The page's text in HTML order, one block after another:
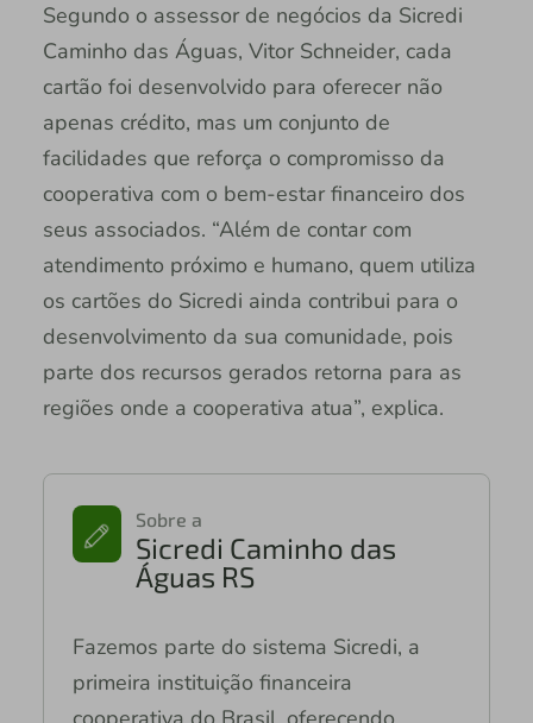
Segundo o assessor de negócios da Sicredi
Caminho das Águas, Vitor Schneider, cada
cartão foi desenvolvido para oferecer não
apenas crédito, mas um conjunto de
facilidades que reforça o compromisso da
cooperativa com o bem-estar financeiro dos
seus associados. “Além de contar com
atendimento próximo e humano, quem utiliza
os cartões do Sicredi ainda contribui para o
desenvolvimento da sua comunidade, pois
parte dos recursos gerados retorna para as
regiões onde a cooperativa atua”, explica.
Sobre a
Sicredi Caminho das
Águas RS
Fazemos parte do sistema Sicredi, a
primeira instituição financeira